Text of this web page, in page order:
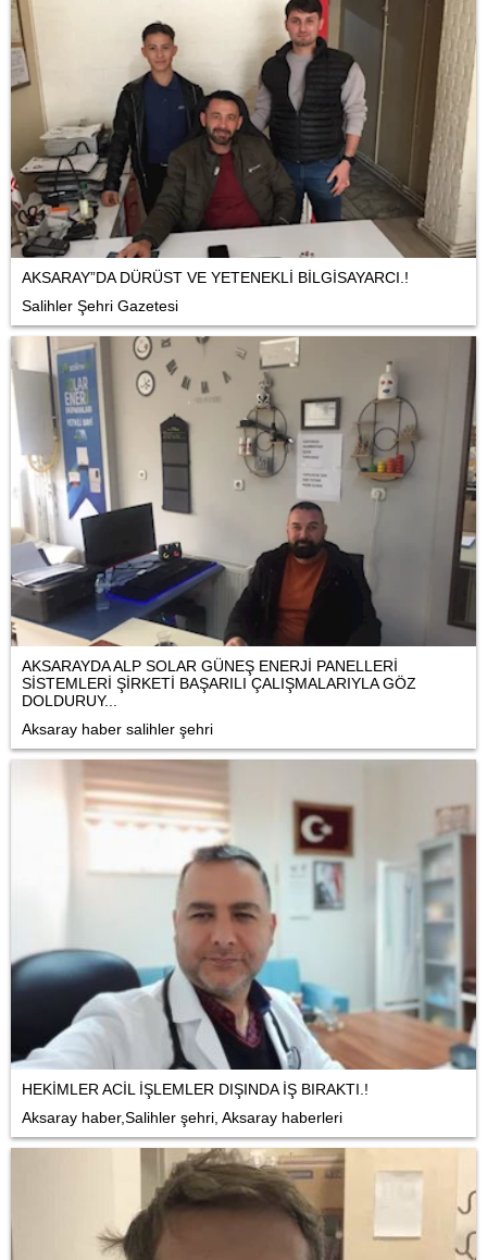
AKSARAY”DA DÜRÜST VE YETENEKLİ BİLGİSAYARCI.!
Salihler Şehri Gazetesi
AKSARAYDA ALP SOLAR GÜNEŞ ENERJİ PANELLERİ
SİSTEMLERİ ŞİRKETİ BAŞARILI ÇALIŞMALARIYLA GÖZ
DOLDURUY...
Aksaray haber salihler şehri
HEKİMLER ACİL İŞLEMLER DIŞINDA İŞ BIRAKTI.!
Aksaray haber,Salihler şehri, Aksaray haberleri